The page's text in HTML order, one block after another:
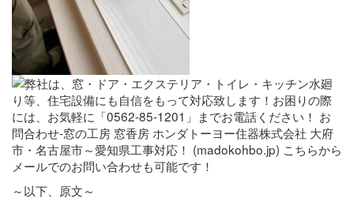
～以下、原文～